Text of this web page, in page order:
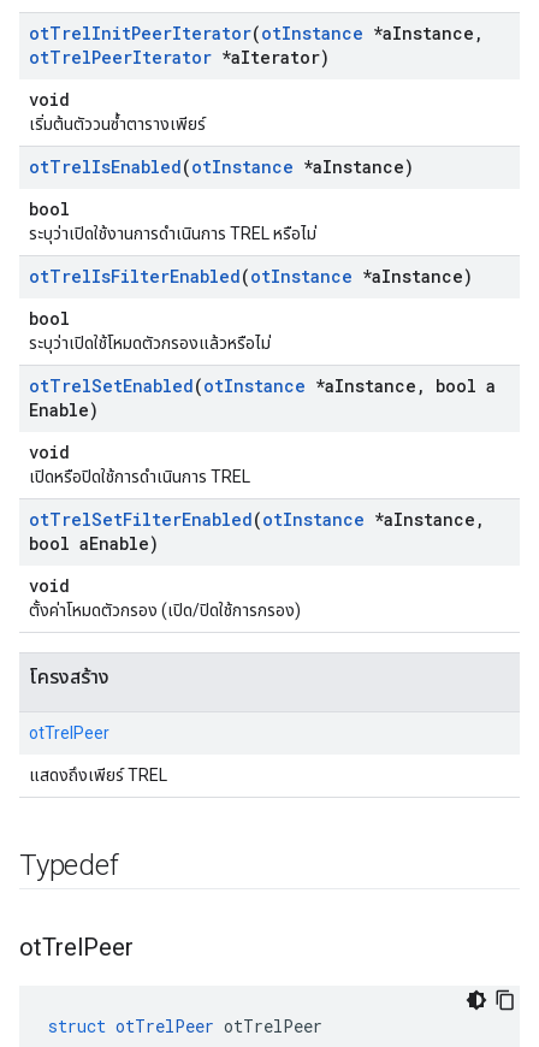
otTrelInitPeerIterator(otInstance *aInstance ,
otTrelPeerIterator *aIterator)
void
เริ่มต้นตัววนซ้ำตารางเพียร์
otTrelIsEnabled(otInstance *aInstance)
bool
ระบุว่าเปิดใช้งานการดำเนินการ TREL หรือไม่
otTrelIsFilterEnabled(otInstance *aInstance)
bool
ระบุว่าเปิดใช้โหมดตัวกรองแล้วหรือไม่
otTrelSetEnabled(otInstance *aInstance ,
bool a
Enable)
void
เปิดหรือปิดใช้การดำเนินการ TREL
otTrelSetFilterEnabled(otInstance *aInstance ,
bool aEnable)
void
ตั้งค่าโหมดตัวกรอง (เปิด/ปิดใช้การกรอง)
โครงสร้าง
otTrelPeer
แสดงถึงเพียร์ TREL
Typedef
otTrelPeer
struct otTrelPeer otTrelPeer